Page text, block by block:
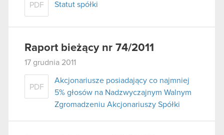
PDF Statut spółki
Raport bieżący nr 74/2011
17 grudnia 2011
PDF
Akcjonariusze posiadający co najmniej
5% głosów na Nadzwyczajnym Walnym
Zgromadzeniu Akcjonariuszy Spółki